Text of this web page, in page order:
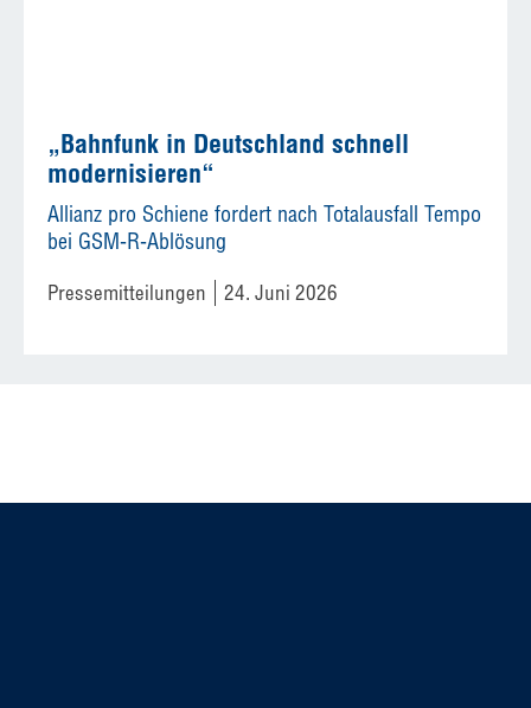
„Bahnfunk in Deutschland schnell
modernisieren“
Allianz pro Schiene fordert nach Totalausfall Tempo
bei GSM-R-Ablösung
Pressemitteilungen 24. Juni 2026